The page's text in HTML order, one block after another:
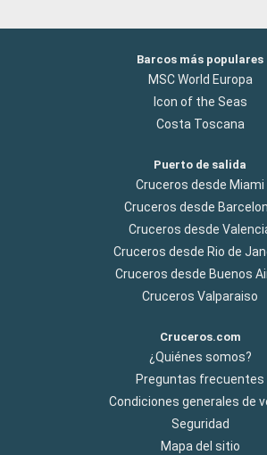
Barcos más populares
MSC World Europa
Icon of the Seas
Costa Toscana
Puerto de salida
Cruceros desde Miami
Cruceros desde
Cruceros desde
Cruceros desde Rio de
Cruceros desde Buenos
Cruceros Valparaiso
Cruceros.com
¿Quiénes somos?
Preguntas frecuentes
Condiciones generales de
Seguridad
Mapa del sitio